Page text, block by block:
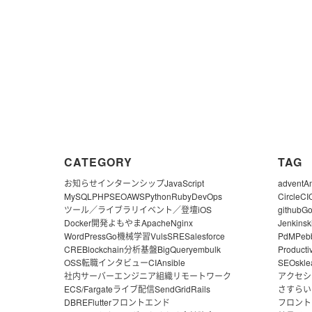
CATEGORY
お知らせインターンシップJavaScript
MySQL PHPSEOAWSPythonRubyDevOps
ツール／ライブラリイベント／登壇iOS
Docker開発よもやまApacheNginx
WordPressGo機械学習VulsSRESalesforce
CREBlockchain分析基盤BigQueryembulk
OSS転職インタビューCIAnsible
社内サーバーエンジニア組織リモートワーク
ECS/Fargateライブ配信SendGridRails
DBREFlutterフロントエンド
TAG
advent
CircleCI
githubGo
Jenkins
PdM
SEO
アクセ
さすら
フロン